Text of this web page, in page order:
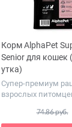
Корм AlphaPet
Senior для кошек
утка)
Супер-премиум
взрослых
74.86 руб.